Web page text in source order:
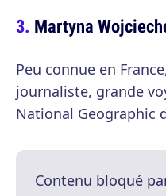
Martyna
Peu connue en
journaliste, grande
National Geographic
Contenu bloqué